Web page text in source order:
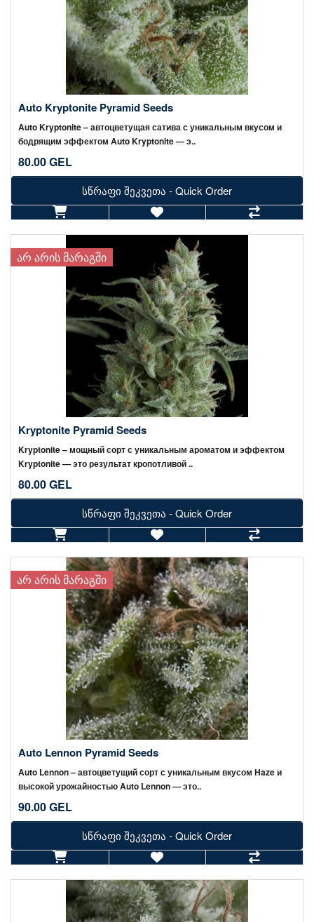
Auto Kryptonite Pyramid Seeds
Auto Kryptonite – автоцветущая сатива с уникальным вкусом и
бодрящим эффектом Auto Kryptonite — э..
80.00 GEL
სწრაფი შეკვეთა - Quick Order
ᲐᲠ ᲐᲠᲘᲡ ᲛᲐᲠᲐᲒᲨᲘ
Kryptonite Pyramid Seeds
Kryptonite – мощный сорт с уникальным ароматом и эффектом
Kryptonite — это результат кропотливой ..
80.00 GEL
სწრაფი შეკვეთა - Quick Order
ᲐᲠ ᲐᲠᲘᲡ ᲛᲐᲠᲐᲒᲨᲘ
Auto Lennon Pyramid Seeds
Auto Lennon – автоцветущий сорт с уникальным вкусом Haze и
высокой урожайностью Auto Lennon — это..
90.00 GEL
სწრაფი შეკვეთა - Quick Order